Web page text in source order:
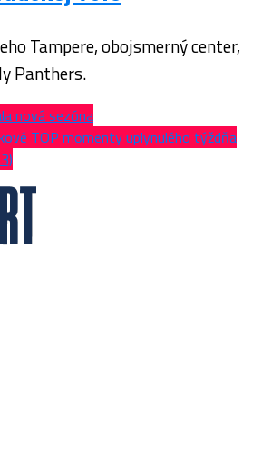
Tampere, obojsmerný center,
Panthers.
nová sezóna
TOP momenty uplynulého týždňa